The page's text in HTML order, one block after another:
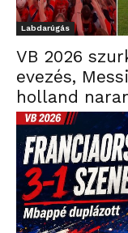
Labdarúgás
VB 2026
evezés,
holland